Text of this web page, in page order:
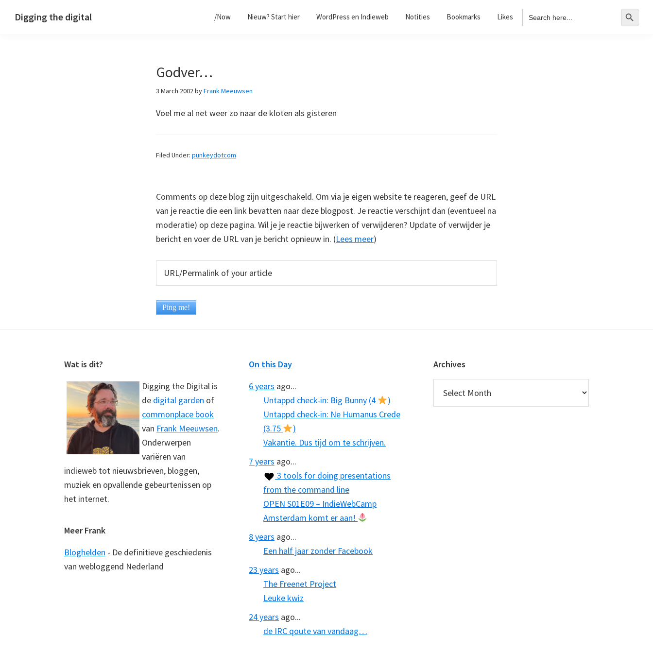
Digging the digital /Now Nieuw? Start hier WordPress en Indieweb Notities Bookmarks Likes Search
for:
Search Button
Godver…
3 March 2002byFrank Meeuwsen
Voel me al net weer zo naar de kloten als gisteren
Filed Under: punkeydotcom
Comments op deze blog zijn uitgeschakeld. Om via je eigen website te reageren, geef de URL
van je reactie die een link bevatten naar deze blogpost. Je reactie verschijnt dan (eventueel na
moderatie) op deze pagina. Wil je je reactie bijwerken of verwijderen? Update of verwijder je
bericht en voer de URL van je bericht opnieuw in. (Lees meer)
Wat is dit?
Digging the Digital is
de digital garden of
commonplace book
van Frank Meeuwsen.
Onderwerpen
variëren van
indieweb tot nieuwsbrieven, bloggen,
muziek en opvallende gebeurtenissen op
het internet.
Meer Frank
Bloghelden - De definitieve geschiedenis
van webloggend Nederland
On this Day
6 years ago...
Untappd check-in: Big Bunny (4
)
Untappd check-in: Ne Humanus Crede
(3.75
)
Vakantie. Dus tijd om te schrijven.
7 years ago...
3 tools for doing presentations
from the command line
OPEN S01E09 – IndieWebCamp
Amsterdam komt er aan!
8 years ago...
Een half jaar zonder Facebook
23 years ago...
The Freenet Project
Leuke kwiz
24 years ago...
de IRC qoute van vandaag…
Archives